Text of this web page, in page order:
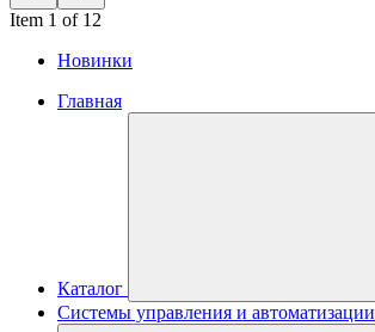
Item 1 of 12
Новинки
Главная
Каталог
Системы управления и автоматизации